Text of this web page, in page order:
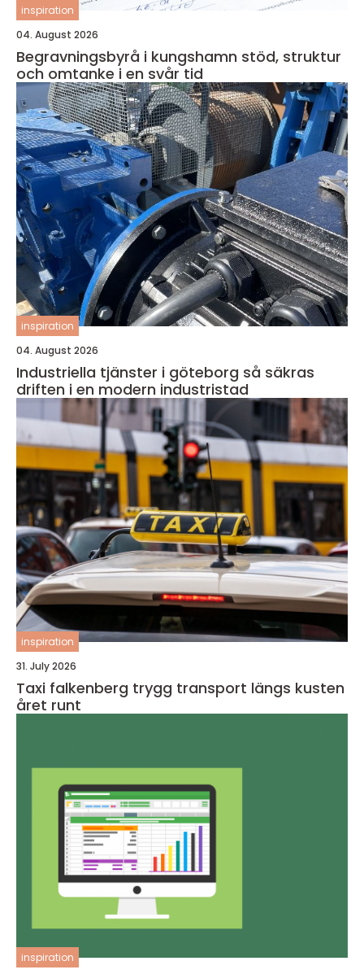
inspiration
04. August 2026
Begravningsbyrå i kungshamn stöd, struktur
och omtanke i en svår tid
inspiration
04. August 2026
Industriella tjänster i göteborg så säkras
driften i en modern industristad
inspiration
31. July 2026
Taxi falkenberg trygg transport längs kusten
året runt
inspiration